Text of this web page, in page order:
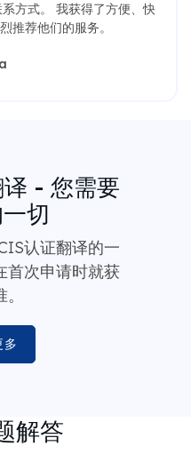
方式。 我获得了方便、快
推荐他们的服务。
- 您需要
切
认证翻译的一
首次申请时就获
多
解答